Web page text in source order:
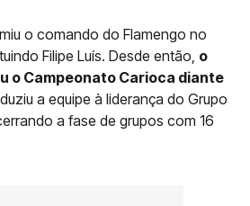
o comando do Flamengo no
Filipe Luís. Desde então, o
o Campeonato Carioca diante
a equipe à liderança do Grupo
a fase de grupos com 16